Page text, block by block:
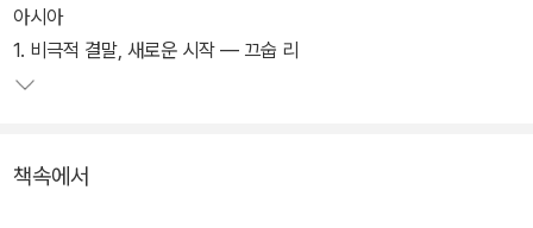
역자로 살아갈 것을 촉구하고 고통당하는 사역자 아내들을 격려한다.
의지하던 남편과 헤어져 경험하는 혼란과 고독, 소외와 갈등 등 인간
적인 고뇌를 있는 그대로 섬세하게 보여 준다.
아시아
1. 비극적 결말, 새로운 시작 ― 끄숩 리
책속에서